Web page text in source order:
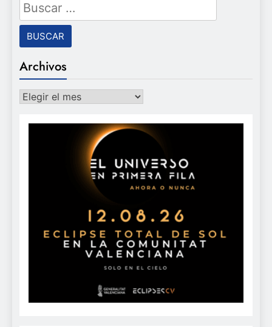
Archivos
Archivos